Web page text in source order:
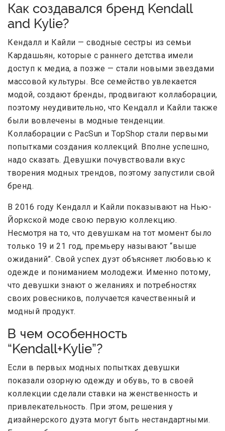
Как создавался бренд Kendall
and Kylie?
Кендалл и Кайли — сводные сестры из семьи
Кардашьян, которые с раннего детства имели
доступ к медиа, а позже — стали новыми звездами
массовой культуры. Все семейство увлекается
модой, создают бренды, продвигают коллаборации,
поэтому неудивительно, что Кендалл и Кайли также
были вовлечены в модные тенденции.
Коллаборации с PacSun и TopShop стали первыми
попытками создания коллекций. Вполне успешно,
надо сказать. Девушки почувствовали вкус
творения модных трендов, поэтому запустили свой
бренд.
В 2016 году Кендалл и Кайли показывают на Нью-
Йоркской моде свою первую коллекцию.
Несмотря на то, что девушкам на тот момент было
только 19 и 21 год, премьеру называют “выше
ожиданий”. Свой успех дуэт объясняет любовью к
одежде и пониманием молодежи. Именно потому,
что девушки знают о желаниях и потребностях
своих ровесников, получается качественный и
модный продукт.
В чем особенность
“Kendall+Kylie”?
Если в первых модных попытках девушки
показали озорную одежду и обувь, то в своей
коллекции сделали ставки на женственность и
привлекательность. При этом, решения у
дизайнерского дуэта могут быть нестандартными.